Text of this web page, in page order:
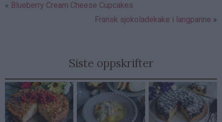
Blueberry Cream Cheese Cupcakes
Fransk sjokoladekake i langpanne
Siste oppskrifter